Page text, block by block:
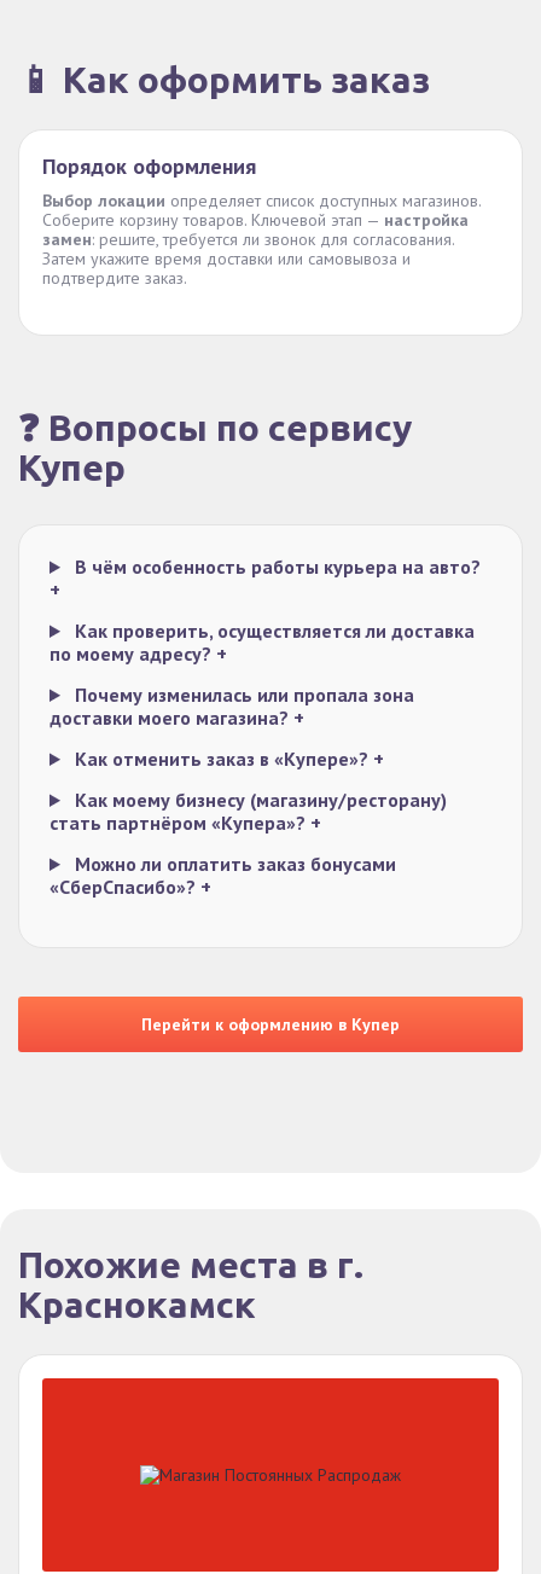
📱 Как оформить заказ
Порядок оформления
Выбор локации определяет список доступных магазинов.
Соберите корзину товаров. Ключевой этап — настройка
замен: решите, требуется ли звонок для согласования.
Затем укажите время доставки или самовывоза и
подтвердите заказ.
❓ Вопросы по сервису
Купер
В чём особенность работы курьера на авто?
+
Как проверить, осуществляется ли доставка
по моему адресу? +
Почему изменилась или пропала зона
доставки моего магазина? +
Как отменить заказ в «Купере»? +
Как моему бизнесу (магазину/ресторану)
стать партнёром «Купера»? +
Можно ли оплатить заказ бонусами
«СберСпасибо»? +
Перейти к оформлению в Купер
Похожие места в г.
Краснокамск